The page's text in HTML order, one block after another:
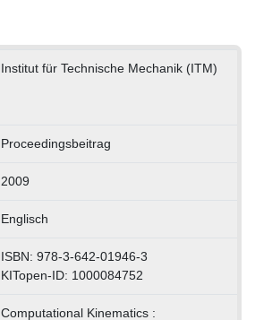
Institut für Technische Mechanik (ITM)
Proceedingsbeitrag
2009
Englisch
ISBN: 978-3-642-01946-3
KITopen-ID: 1000084752
Computational Kinematics :